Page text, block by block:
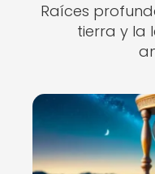
Raíces
tierra y la